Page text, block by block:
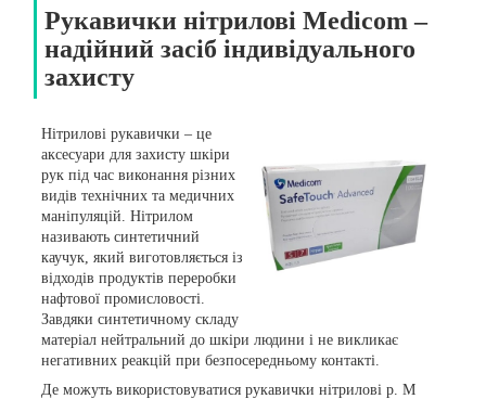
Рукавички нітрилові Medicom –
надійний засіб індивідуального
захисту
Нітрилові рукавички – це
аксесуари для захисту шкіри
рук під час виконання різних
видів технічних та медичних
маніпуляцій. Нітрилом
називають синтетичний
каучук, який виготовляється із
відходів продуктів переробки
нафтової промисловості.
Завдяки синтетичному складу
матеріал нейтральний до шкіри людини і не викликає
негативних реакцій при безпосередньому контакті.
Де можуть використовуватися рукавички нітрилові р. М